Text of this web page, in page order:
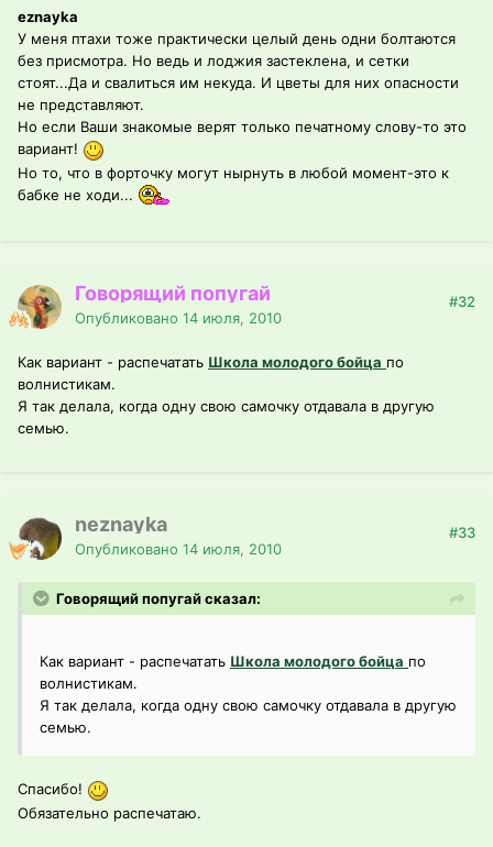
eznayka
У меня птахи тоже практически целый день одни болтаются
без присмотра. Но ведь и лоджия застеклена, и сетки
стоят...Да и свалиться им некуда. И цветы для них опасности
не представляют.
Но если Ваши знакомые верят только печатному слову-то это
вариант!
Но то, что в форточку могут нырнуть в любой момент-это к
бабке не ходи...
Говорящий попугай
Опубликовано 14 июля, 2010
#32
Как вариант - распечатать Школа молодого бойца по
волнистикам.
Я так делала, когда одну свою самочку отдавала в другую
семью.
neznayka
Опубликовано 14 июля, 2010
#33
Говорящий попугай сказал:
Как вариант - распечатать Школа молодого бойца по
волнистикам.
Я так делала, когда одну свою самочку отдавала в другую
семью.
Спасибо!
Обязательно распечатаю.